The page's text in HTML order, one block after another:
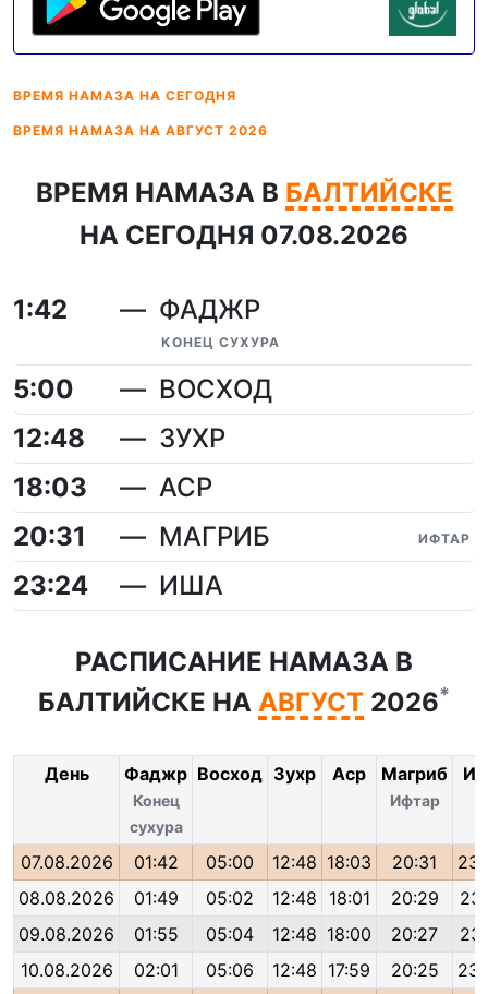
ВРЕМЯ НАМАЗА НА СЕГОДНЯ
ВРЕМЯ НАМАЗА НА АВГУСТ 2026
ВРЕМЯ НАМАЗА В БАЛТИЙСКЕ
НА СЕГОДНЯ 07.08.2026
1:42 ФАДЖР
КОНЕЦ СУХУРА
5:00
ВОСХОД
12:48
ЗУХР
18:03
АСР
20:31
МАГРИБ ИФТАР
23:24 ИША
РАСПИСАНИЕ НАМАЗА В
БАЛТИЙСКЕ НА АВГУСТ 2026*
День Фаджр
Конец
сухура
Восход Зухр Аср Магриб
Ифтар
07.08.2026 01:42 05:00 12:48 18:03 20:31
08.08.2026
01:49 05:02 12:48 18:01 20:29
09.08.2026
01:55 05:04 12:48 18:00 20:27
10.08.2026
02:01 05:06 12:48 17:59 20:25